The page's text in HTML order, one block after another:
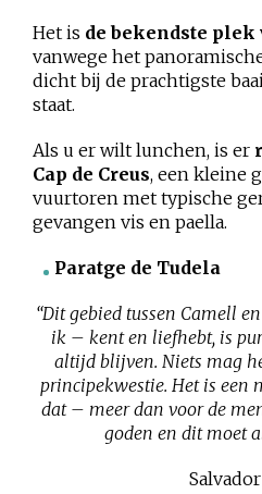
Het is de bekendste plek
vanwege het
dicht bij de prachtigste
staat.
Als u er wilt lunchen, is er
Cap de Creus, een kleine
vuurtoren met typische
gevangen vis en paella.
Paratge de Tudela
“Dit gebied tussen Camell
ik – kent en liefhebt, is
altijd blijven. Niets mag
principekwestie. Het is een
dat – meer dan voor de
goden en dit moet